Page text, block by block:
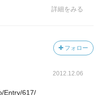
詳細をみる
フォロー
2012.12.06
Entry/617/